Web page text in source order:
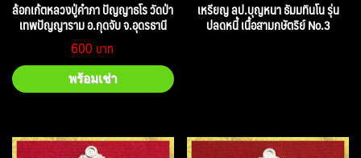
ล้อกเก้ตหลวงปู่คำภา ปัญญาธโร วัดป่า
เทพปัญญาราม อ.กุดจับ จ.อุดรธานี
600
พร้อมเช่า
เหรียญ ลป.บุญหนา ธัมมทินโน รุ่น
ปลดหนี้ เนื้อสามกษัตริย์ No.3